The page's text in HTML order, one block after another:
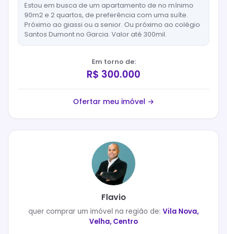
Estou em busca de um apartamento de no mínimo
90m2 e 2 quartos, de preferência com uma suíte.
Próximo ao giassi ou a senior. Ou próximo ao colégio
Santos Dumont no Garcia. Valor até 300mil.
Em torno de:
R$ 300.000
Ofertar meu imóvel →
Flavio
quer comprar um imóvel na região de: Vila Nova,
Velha, Centro